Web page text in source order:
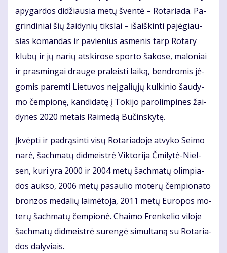
apy­gar­dos di­džiau­sia me­tų šven­tė – Ro­ta­ria­da. Pa­
grin­di­niai šių žai­dy­nių tiks­lai – iš­aiš­kin­ti pa­jė­giau­
sias ko­man­das ir pa­vie­nius as­me­nis tarp Ro­ta­ry
klu­bų ir jų na­rių at­ski­ro­se spor­to ša­ko­se, ma­lo­niai
ir pra­smin­gai drau­ge pra­leis­ti lai­ką, ben­dro­mis jė­
go­mis pa­rem­ti Lie­tu­vos ne­įga­lių­jų kul­ki­nio šau­dy­
mo čem­pio­nę, kan­di­da­tę į To­ki­jo pa­ro­lim­pi­nes žai­
dy­nes 2020 me­tais Rai­me­dą Bu­čins­ky­tę.
Įkvėp­ti ir pa­drą­sin­ti vi­sų Ro­ta­ria­do­je at­vy­ko Sei­mo
na­rė, šach­ma­tų did­meist­rė Vik­to­ri­ja Čmi­ly­tė-Niel­
sen, ku­ri yra 2000 ir 2004 me­tų šach­ma­tų olim­pia­
dos auk­so, 2006 me­tų pa­sau­lio mo­te­rų čem­pio­na­to
bron­zos me­da­lių lai­mė­to­ja, 2011 me­tų Eu­ro­pos mo­
te­rų šach­ma­tų čem­pio­nė. Chai­mo Fren­ke­lio vi­lo­je
šach­ma­tų did­meist­rė su­ren­gė si­mul­ta­ną su Ro­ta­ria­
dos da­ly­viais.